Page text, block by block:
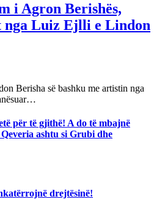
i Agron Berishës,
Luiz Ejlli e Lindon
Berisha së bashku me artistin nga
për të gjithë! A do të mbajnë
ashtu si Grubi dhe
drejtësinë!